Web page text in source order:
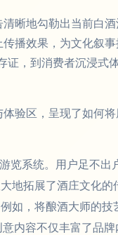
晰地勾勒出当前白
播效果，为文化叙
，到消费者沉浸式
验区，呈现了如何
览系统。用户足不出
地拓展了酒庄文化的
如，将酿酒大师的技
内容不仅丰富了品牌